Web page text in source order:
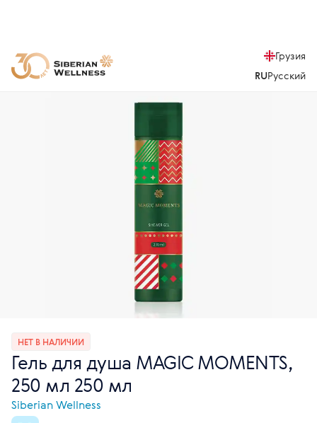
Грузия
RUРусский
НЕТ В НАЛИЧИИ
Гель для душа MAGIC MOMENTS,
250 мл 250 мл
Siberian Wellness